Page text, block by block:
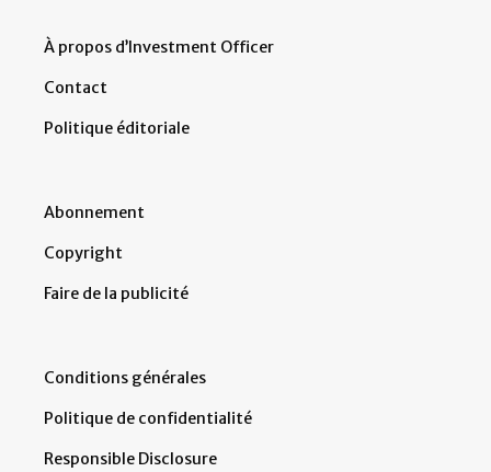
À propos d’Investment Officer
Contact
Politique éditoriale
Abonnement
Copyright
Faire de la publicité
Conditions générales
Politique de confidentialité
Responsible Disclosure